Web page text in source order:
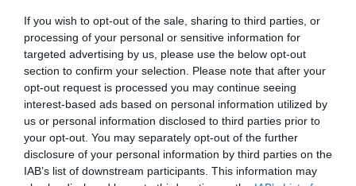
If you wish to opt-out of the sale, sharing to third parties, or
processing of your personal or sensitive information for
targeted advertising by us, please use the below opt-out
section to confirm your selection. Please note that after your
opt-out request is processed you may continue seeing
interest-based ads based on personal information utilized by
us or personal information disclosed to third parties prior to
your opt-out. You may separately opt-out of the further
disclosure of your personal information by third parties on the
IAB’s list of downstream participants. This information may
Χωρίς νερό περιοχές στην Εύβοια
17.07.2026 | 08:15